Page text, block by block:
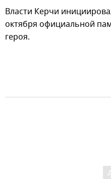
Власти Керчи
октября официальной
героя.